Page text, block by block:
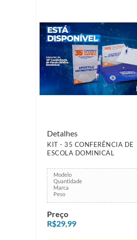
KIT - 35 CONFERÊNCIA DE
ESCOLA DOMINICAL
Modelo
Quantidade
Marca
Peso
Preço
R$29,99
Detalhes